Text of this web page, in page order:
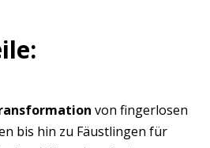
von fingerlosen
bis hin zu Fäustlingen für